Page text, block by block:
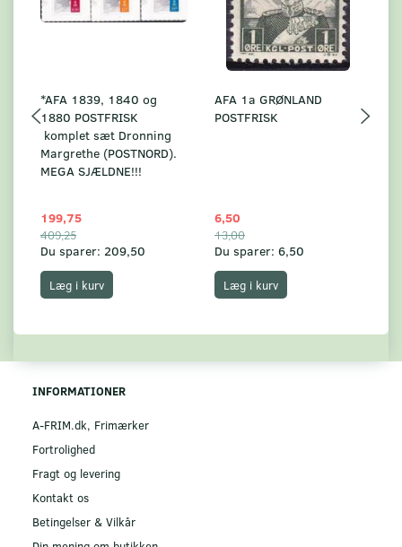
*AFA 1839, 1840 og
1880 POSTFRISK
komplet sæt Dronning
Margrethe (POSTNORD).
MEGA SJÆLDNE!!!
199,75
409,25
Du sparer: 209,50
Læg i kurv
AFA 1a GRØNLAND
POSTFRISK
6,50
13,00
Du sparer: 6,50
Læg i kurv
INFORMATIONER
A-FRIM.dk, Frimærker
Fortrolighed
Fragt og levering
Kontakt os
Betingelser & Vilkår